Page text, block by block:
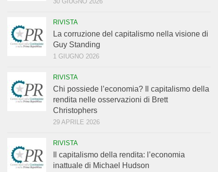
RIVISTA
La corruzione del capitalismo nella visione di
Guy Standing
1 GIUGNO 2026
RIVISTA
Chi possiede l’economia? Il capitalismo della
rendita nelle osservazioni di Brett
Christophers
29 APRILE 2026
RIVISTA
Il capitalismo della rendita: l’economia
inattuale di Michael Hudson